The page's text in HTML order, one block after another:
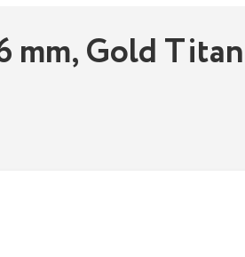
mm, Gold